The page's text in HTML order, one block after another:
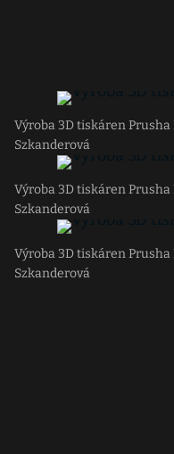
Výroba 3D tiskáren Prusha
Szkanderová
Výroba 3D tiskáren Prusha
Szkanderová
Výroba 3D tiskáren Prusha
Szkanderová